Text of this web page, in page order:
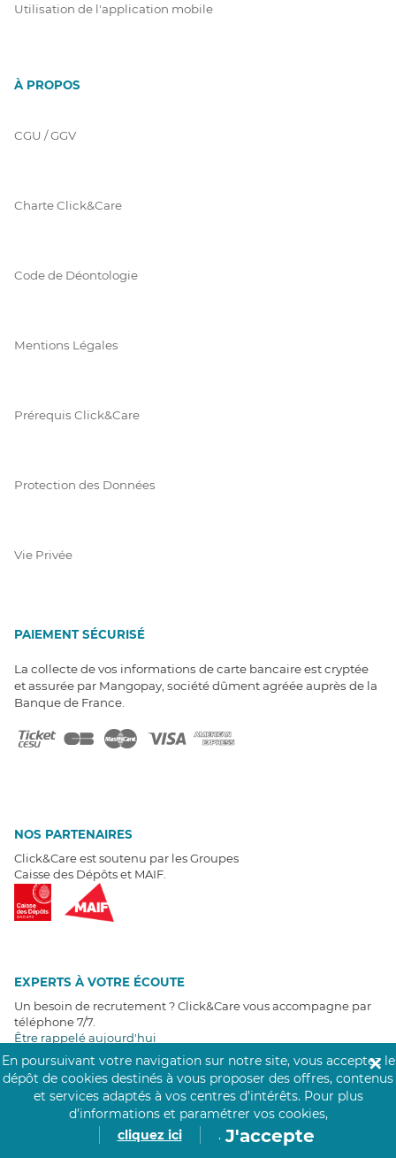
Utilisation de l'application mobile
À PROPOS
CGU / GGV
Charte Click&Care
Code de Déontologie
Mentions Légales
Prérequis Click&Care
Protection des Données
Vie Privée
PAIEMENT SÉCURISÉ
La collecte de vos informations de carte bancaire est cryptée
et assurée par Mangopay, société dûment agréée auprès de la
Banque de France.
NOS PARTENAIRES
Click&Care est soutenu par les Groupes
Caisse des Dépôts et MAIF.
EXPERTS À VOTRE ÉCOUTE
Un besoin de recrutement ? Click&Care vous accompagne par
téléphone 7/7
Être rappelé aujourd'hui
TÉMOIGNAGES CLIENTS
4,6
Avis clientsrécoltés sur
En poursuivant votre navigation sur notre site, vous acceptez le
dépôt de cookies destinés à vous proposer des offres, contenus
et services adaptés à vos centres d’intérêts. Pour plus
d’informations et paramétrer vos cookies,
cliquez ici
. J'accepte
✕